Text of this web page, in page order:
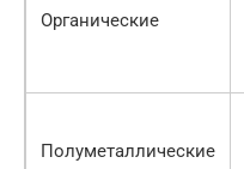
Органические
Полуметаллические